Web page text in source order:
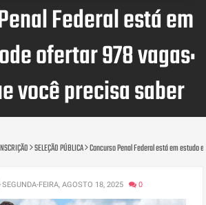
Federal está em
ofertar 978 vagas:
você precisa saber
SELEÇÃO PÚBLICA Concurso Penal Federal está em estudo
SEGUNDA-FEIRA, AGOSTO 18, 2025 0